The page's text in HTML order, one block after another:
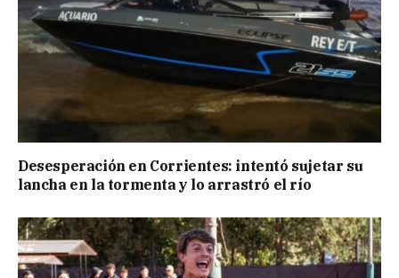
Desesperación en Corrientes: intentó sujetar su
lancha en la tormenta y lo arrastró el río